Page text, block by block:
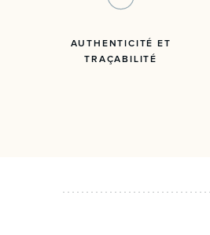
AUTHENTICITÉ ET
TRAÇABILITÉ